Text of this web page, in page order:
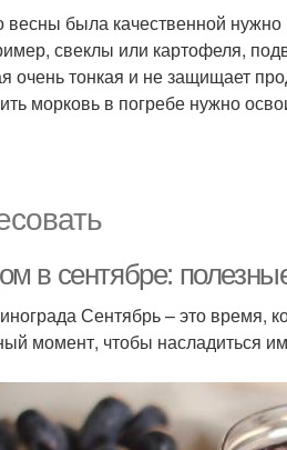
весны была качественной
свеклы или картофеля,
очень тонкая и не защищает
морковь в погребе нужно
в сентябре:
Сентябрь – это время,
момент, чтобы насладиться